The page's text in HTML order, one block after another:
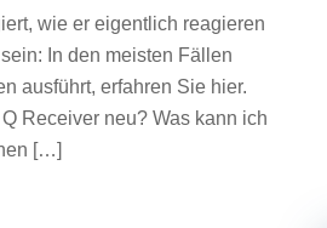
wie er eigentlich reagieren
In den meisten Fällen
ausführt, erfahren Sie hier.
Receiver neu? Was kann ich
[…]